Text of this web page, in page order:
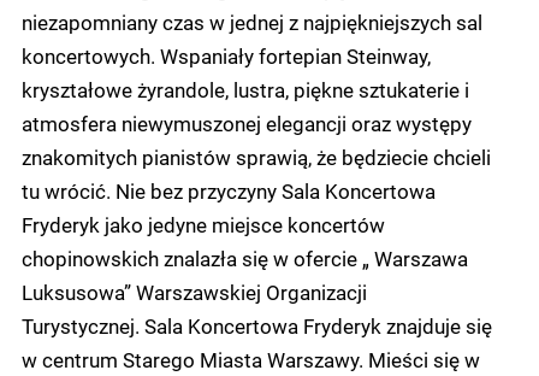
niezapomniany czas w jednej z najpiękniejszych sal
koncertowych. Wspaniały fortepian Steinway,
kryształowe żyrandole, lustra, piękne sztukaterie i
atmosfera niewymuszonej elegancji oraz występy
znakomitych pianistów sprawią, że będziecie chcieli
tu wrócić. Nie bez przyczyny Sala Koncertowa
Fryderyk jako jedyne miejsce koncertów
chopinowskich znalazła się w ofercie „ Warszawa
Luksusowa” Warszawskiej Organizacji
Turystycznej. Sala Koncertowa Fryderyk znajduje się
w centrum Starego Miasta Warszawy. Mieści się w